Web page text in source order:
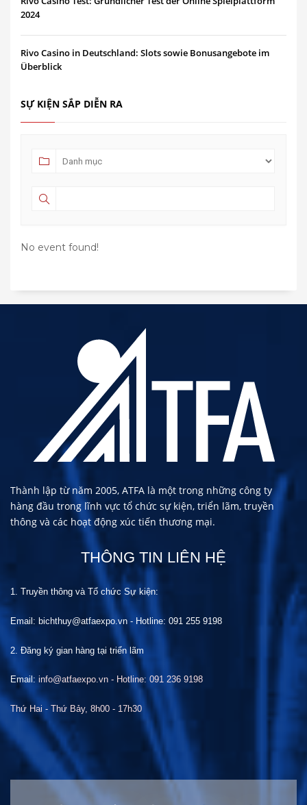
2024
Rivo Casino in Deutschland: Slots sowie Bonusangebote im
Überblick
SỰ KIỆN SẮP DIỄN RA
No event found!
Thành lập từ năm 2005, ATFA là một trong những công ty
hàng đầu trong lĩnh vực tổ chức sự kiện, triển lãm, truyền
thông và các hoạt động xúc tiến thương mại.
THÔNG TIN LIÊN HỆ
1. Truyền thông và Tổ chức Sự kiện:
Email: bichthuy@atfaexpo.vn - Hotline: 091 255 9198
2. Đăng ký gian hàng tại triển lãm
Email: info@atfaexpo.vn - Hotline: 091 236 9198
Thứ Hai - Thứ Bảy, 8h00 - 17h30